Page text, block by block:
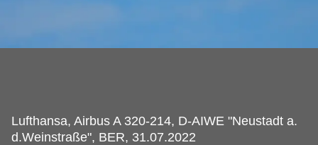
Lufthansa, Airbus A 320-214, D-AIWE "Neustadt a.
d.Weinstraße", BER, 31.07.2022